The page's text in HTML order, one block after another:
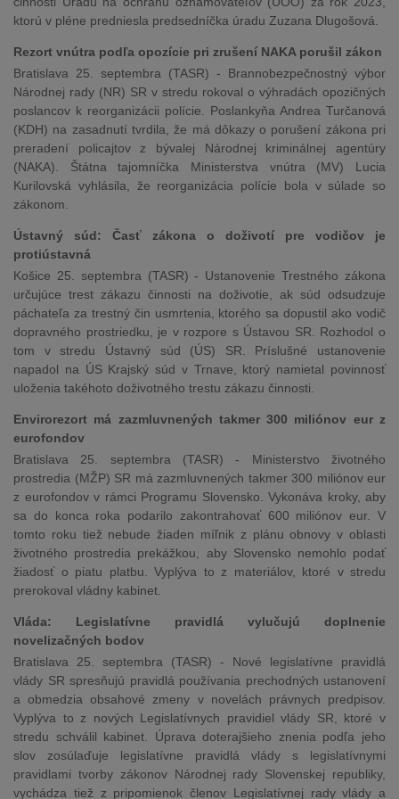
ktorú v pléne predniesla predsedníčka úradu Zuzana Dlugošová.
Rezort vnútra podľa opozície pri zrušení NAKA porušil zákon
Bratislava 25. septembra (TASR) - Brannobezpečnostný výbor
Národnej rady (NR) SR v stredu rokoval o výhradách opozičných
poslancov k reorganizácii polície. Poslankyňa Andrea Turčanová
(KDH) na zasadnutí tvrdila, že má dôkazy o porušení zákona pri
preradení policajtov z bývalej Národnej kriminálnej agentúry
(NAKA). Štátna tajomníčka Ministerstva vnútra (MV) Lucia
Kurilovská vyhlásila, že reorganizácia polície bola v súlade so
zákonom.
Ústavný súd: Časť zákona o doživotí pre vodičov je
protiústavná
Košice 25. septembra (TASR) - Ustanovenie Trestného zákona
určujúce trest zákazu činnosti na doživotie, ak súd odsudzuje
páchateľa za trestný čin usmrtenia, ktorého sa dopustil ako vodič
dopravného prostriedku, je v rozpore s Ústavou SR. Rozhodol o
tom v stredu Ústavný súd (ÚS) SR. Príslušné ustanovenie
napadol na ÚS Krajský súd v Trnave, ktorý namietal povinnosť
uloženia takéhoto doživotného trestu zákazu činnosti.
Envirorezort má zazmluvnených takmer 300 miliónov eur z
eurofondov
Bratislava 25. septembra (TASR) - Ministerstvo životného
prostredia (MŽP) SR má zazmluvnených takmer 300 miliónov eur
z eurofondov v rámci Programu Slovensko. Vykonáva kroky, aby
sa do konca roka podarilo zakontrahovať 600 miliónov eur. V
tomto roku tiež nebude žiaden míľnik z plánu obnovy v oblasti
životného prostredia prekážkou, aby Slovensko nemohlo podať
žiadosť o piatu platbu. Vyplýva to z materiálov, ktoré v stredu
prerokoval vládny kabinet.
Vláda: Legislatívne pravidlá vylučujú doplnenie
novelizačných bodov
Bratislava 25. septembra (TASR) - Nové legislatívne pravidlá
vlády SR spresňujú pravidlá používania prechodných ustanovení
a obmedzia obsahové zmeny v novelách právnych predpisov.
Vyplýva to z nových Legislatívnych pravidiel vlády SR, ktoré v
stredu schválil kabinet. Úprava doterajšieho znenia podľa jeho
slov zosúlaďuje legislatívne pravidlá vlády s legislatívnymi
pravidlami tvorby zákonov Národnej rady Slovenskej republiky,
vychádza tiež z pripomienok členov Legislatívnej rady vlády a